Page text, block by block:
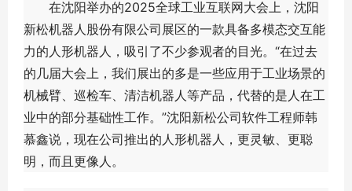
在沈阳举办的2025全球工业互联网大会上，沈阳
新松机器人股份有限公司展区的一款具备多模态交互能
力的人形机器人，吸引了不少参观者的目光。“在过去
的几届大会上，我们展出的多是一些应用于工业场景的
机械臂、巡检车、清洁机器人等产品，代替的是人在工
业中的部分基础性工作。”沈阳新松公司软件工程师韩
慕鑫说，现在公司推出的人形机器人，更灵敏、更聪
明，而且更像人。